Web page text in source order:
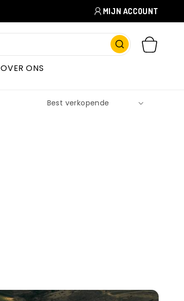
MIJN ACCOUNT
OVER ONS
WINKELWAGEN